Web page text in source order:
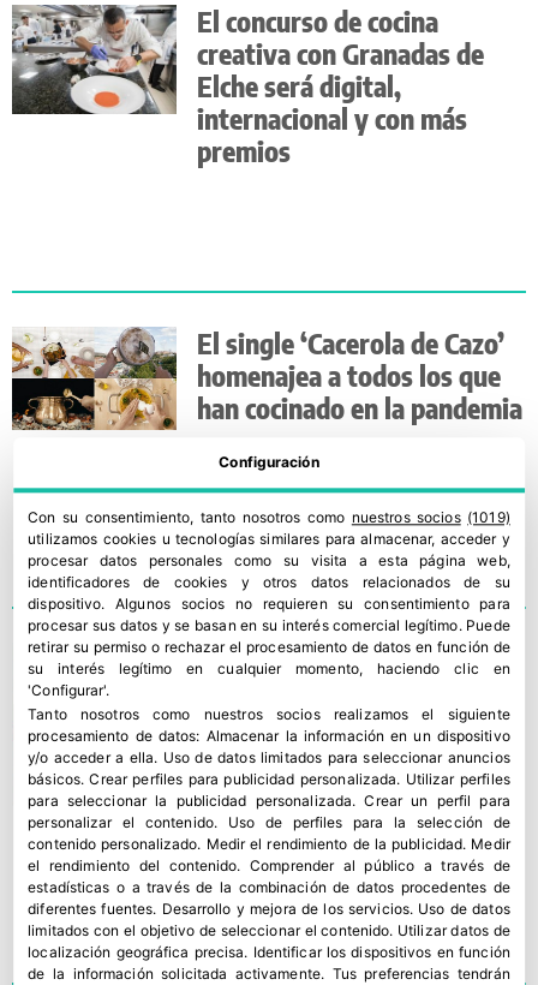
El concurso de cocina
creativa con Granadas de
Elche será digital,
internacional y con más
premios
El single ‘Cacerola de Cazo’
homenajea a todos los que
han cocinado en la pandemia
Recta final del concurso
Granadas de Elche
Configuración
Con su consentimiento, tanto nosotros como nuestros socios (1019)
utilizamos cookies u tecnologías similares para almacenar, acceder y
procesar datos personales como su visita a esta página web,
identificadores de cookies y otros datos relacionados de su
dispositivo. Algunos socios no requieren su consentimiento para
procesar sus datos y se basan en su interés comercial legítimo. Puede
retirar su permiso o rechazar el procesamiento de datos en función de
su interés legítimo en cualquier momento, haciendo clic en
'Configurar'.
Tanto nosotros como nuestros socios realizamos el siguiente
procesamiento de datos: Almacenar la información en un dispositivo
y/o acceder a ella. Uso de datos limitados para seleccionar anuncios
básicos.Crear perfiles para publicidad personalizada. Utilizar perfiles
para seleccionar la publicidad personalizada.Crear un perfil para
personalizar el contenido. Uso de perfiles para la selección de
contenido personalizado. Medir el rendimiento de la publicidad. Medir
el rendimiento del contenido.Comprender al público a través de
estadísticas o a través de la combinación de datos procedentes de
diferentes fuentes. Desarrollo y mejora de los servicios. Uso de datos
limitados con el objetivo de seleccionar el contenido. Utilizar datos de
localización geográfica precisa. Identificar los dispositivos en función
de la información solicitada activamente. Tus preferencias tendrán